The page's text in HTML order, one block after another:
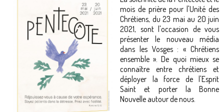
mois de prière pour l'Unité des
Chrétiens, du 23 mai au 20 juin
2021, sont l'occasion de vous
présenter le nouveau média
dans les Vosges : « Chrétiens
ensemble ». De quoi mieux se
connaître entre chrétiens et
déployer la force de l'Esprit
Saint et porter la Bonne
Nouvelle autour de nous.